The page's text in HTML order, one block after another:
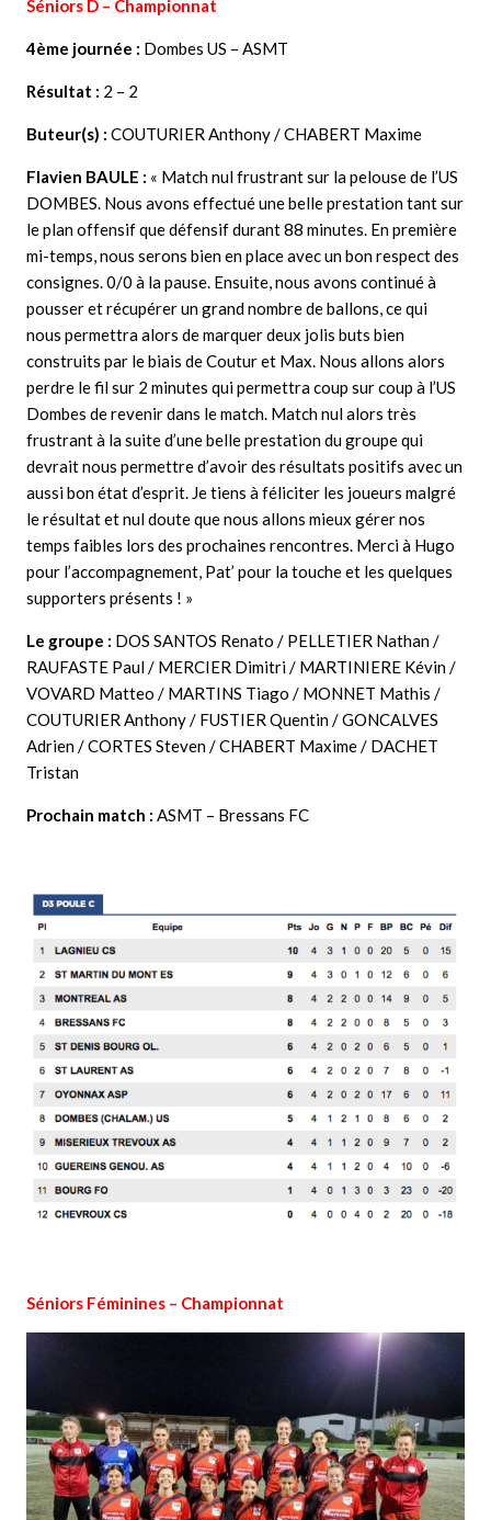
Séniors D – Championnat
4ème journée : Dombes US – ASMT
Résultat : 2 – 2
Buteur(s) : COUTURIER Anthony / CHABERT Maxime
Flavien BAULE : « Match nul frustrant sur la pelouse de l’US
DOMBES. Nous avons effectué une belle prestation tant sur
le plan offensif que défensif durant 88 minutes. En première
mi-temps, nous serons bien en place avec un bon respect des
consignes. 0/0 à la pause. Ensuite, nous avons continué à
pousser et récupérer un grand nombre de ballons, ce qui
nous permettra alors de marquer deux jolis buts bien
construits par le biais de Coutur et Max. Nous allons alors
perdre le fil sur 2 minutes qui permettra coup sur coup à l’US
Dombes de revenir dans le match. Match nul alors très
frustrant à la suite d’une belle prestation du groupe qui
devrait nous permettre d’avoir des résultats positifs avec un
aussi bon état d’esprit. Je tiens à féliciter les joueurs malgré
le résultat et nul doute que nous allons mieux gérer nos
temps faibles lors des prochaines rencontres. Merci à Hugo
pour l’accompagnement, Pat’ pour la touche et les quelques
supporters présents ! »
Le groupe : DOS SANTOS Renato / PELLETIER Nathan /
RAUFASTE Paul / MERCIER Dimitri / MARTINIERE Kévin /
VOVARD Matteo / MARTINS Tiago / MONNET Mathis /
COUTURIER Anthony / FUSTIER Quentin / GONCALVES
Adrien / CORTES Steven / CHABERT Maxime / DACHET
Tristan
Prochain match : ASMT – Bressans FC
Séniors Féminines – Championnat